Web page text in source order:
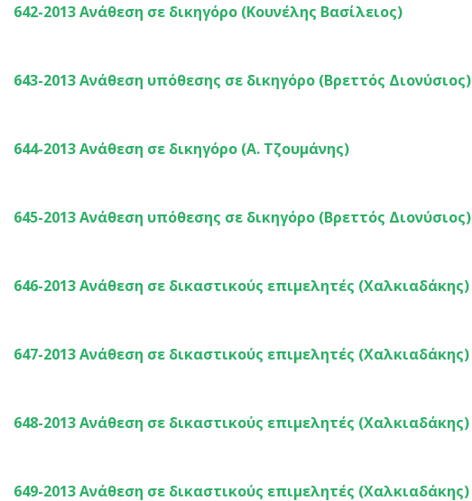
642-2013 Ανάθεση σε δικηγόρο (Κουνέλης Βασίλειος)
643-2013 Ανάθεση υπόθεσης σε δικηγόρο (Βρεττός Διονύσιος)
644-2013 Ανάθεση σε δικηγόρο (Α. Τζουμάνης)
645-2013 Ανάθεση υπόθεσης σε δικηγόρο (Βρεττός Διονύσιος)
646-2013 Ανάθεση σε δικαστικούς επιμελητές (Χαλκιαδάκης)
647-2013 Ανάθεση σε δικαστικούς επιμελητές (Χαλκιαδάκης)
648-2013 Ανάθεση σε δικαστικούς επιμελητές (Χαλκιαδάκης)
649-2013 Ανάθεση σε δικαστικούς επιμελητές (Χαλκιαδάκης)